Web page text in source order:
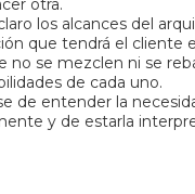
otra.
los alcances del
que tendrá el cliente
no se mezclen ni se
de cada uno.
de entender la
y de estarla